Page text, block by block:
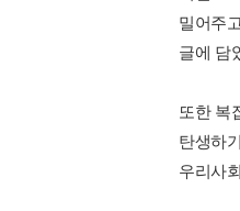
밀어주
글에 담
또한 복
탄생하
우리사